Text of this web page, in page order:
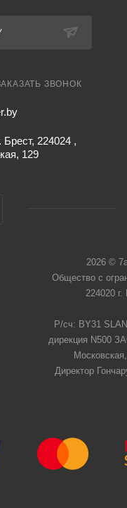
ЗВОНОК
Брест, 224024 ,
129
2026 ©
Общество с
224020
Р/сч: BY31
дирекция N500
Директор